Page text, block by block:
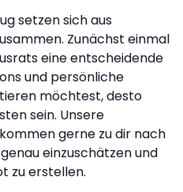
setzen sich aus
Zunächst einmal
eine entscheidende
und persönliche
möchtest, desto
sein. Unsere
gerne zu dir nach
einzuschätzen und
zu erstellen.